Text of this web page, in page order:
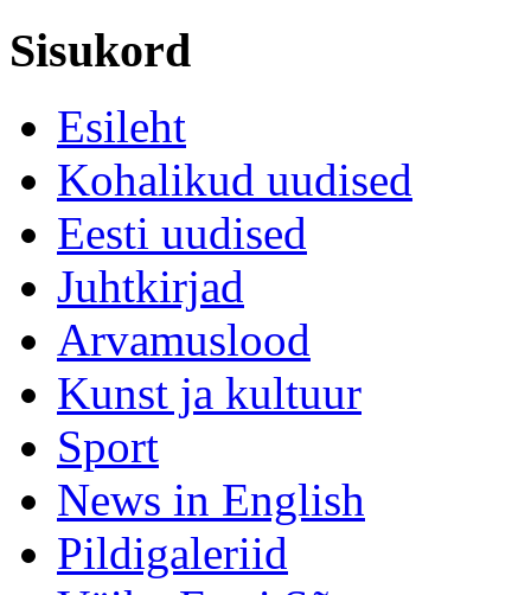
Sisukord
Esileht
Kohalikud uudised
Eesti uudised
Juhtkirjad
Arvamuslood
Kunst ja kultuur
Sport
News in English
Pildigaleriid